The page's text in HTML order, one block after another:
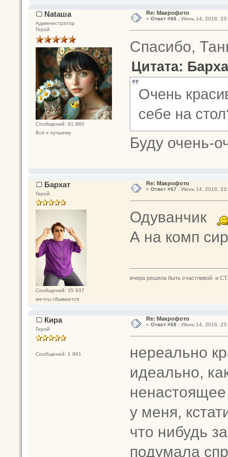
Nataшa
Администратор
Герой
Сообщений: 91 860
Всё к лучшему
Re: Макрофото
« Ответ #66 :Июнь 14, 2016,
Спасибо,
Цитата:
Очень
себе на
Буду очень-
Бархат
Герой
Сообщений: 35 937
мечты сбываются
Re: Макрофото
« Ответ #67 :Июнь 14, 2016,
Одуванчик
А на комп
вчера решила быть счастливой. и
Кира
Герой
Сообщений: 1 961
Re: Макрофото
« Ответ #68 :Июнь 14, 2016,
нереально
идеально,
ненастоящее
у меня,
что нибудь
подумала